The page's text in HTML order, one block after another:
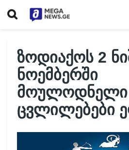
ზოდიაქოს 2
ნოემბერში
მოულოდნელი
ცვლილებები